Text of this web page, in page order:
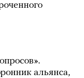
альянса,